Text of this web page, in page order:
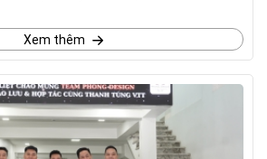
Xem thêm